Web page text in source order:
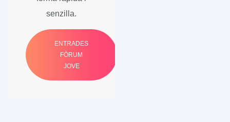
senzilla.
ENTRADES
FÒRUM
JOVE